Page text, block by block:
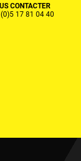
CONTACTER
17 81 04 40